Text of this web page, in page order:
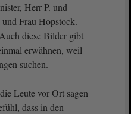
Herr P. und
Frau Hopstock.
diese Bilder gibt
erwähnen, weil
suchen.
Leute vor Ort sagen
dass in den